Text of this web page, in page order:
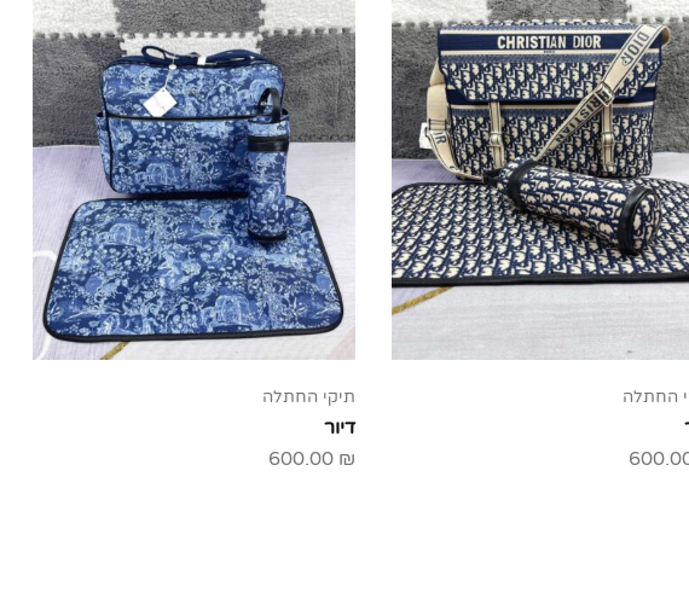
החתלה תיקי החתלה
דיור
600.00 ₪